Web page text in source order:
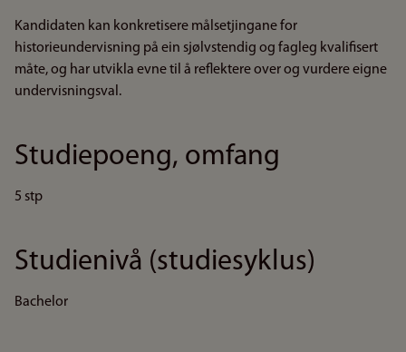
Kandidaten kan konkretisere målsetjingane for
historieundervisning på ein sjølvstendig og fagleg kvalifisert
måte, og har utvikla evne til å reflektere over og vurdere eigne
undervisningsval.
Studiepoeng, omfang
5 stp
Studienivå (studiesyklus)
Bachelor